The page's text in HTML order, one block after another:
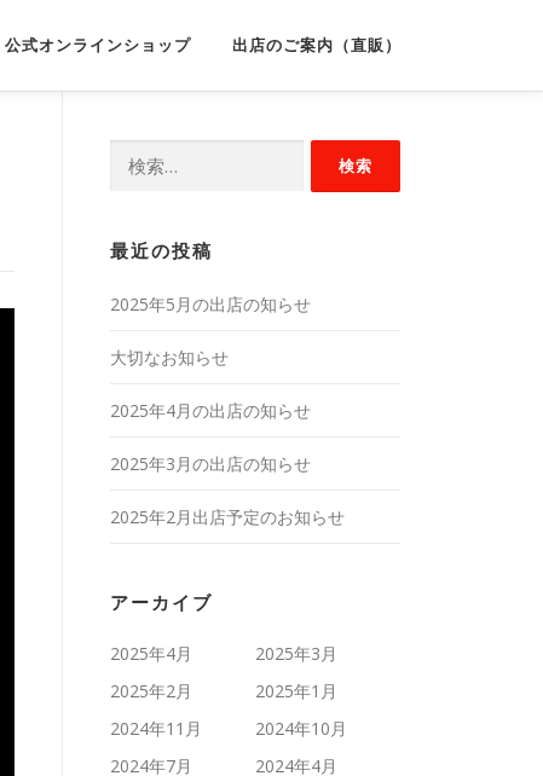
公式オンラインショップ 出店のご案内（直販）
最近の投稿
2025年5月の出店の知らせ
大切なお知らせ
2025年4月の出店の知らせ
2025年3月の出店の知らせ
2025年2月出店予定のお知らせ
アーカイブ
2025年4月
2025年3月
2025年2月
2025年1月
2024年11月
2024年10月
2024年7月
2024年4月